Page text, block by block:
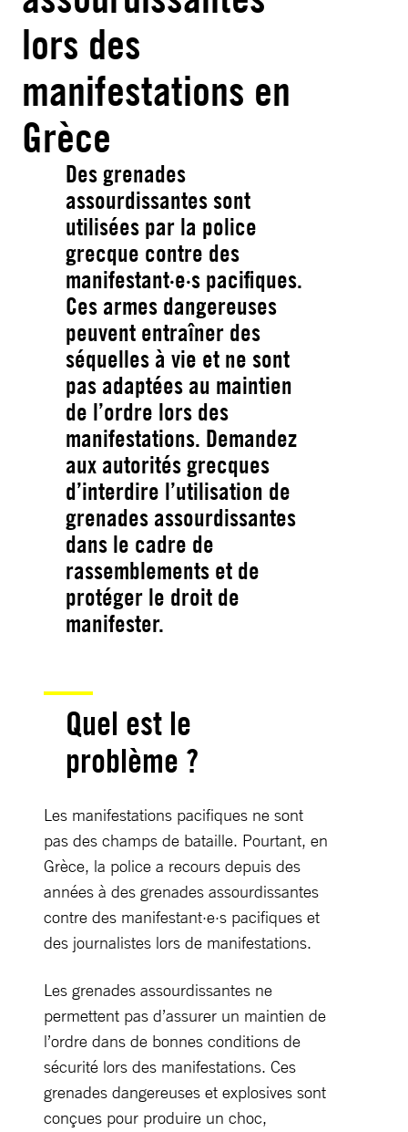
lors des
manifestations en
Grèce
Des grenades
assourdissantes sont
utilisées par la police
grecque contre des
manifestant·e·s pacifiques.
Ces armes dangereuses
peuvent entraîner des
séquelles à vie et ne sont
pas adaptées au maintien
de l’ordre lors des
manifestations. Demandez
aux autorités grecques
d’interdire l’utilisation de
grenades assourdissantes
dans le cadre de
rassemblements et de
protéger le droit de
manifester.
Quel est le
problème ?
Les manifestations pacifiques ne sont
pas des champs de bataille. Pourtant, en
Grèce, la police a recours depuis des
années à des grenades assourdissantes
contre des manifestant·e·s pacifiques et
des journalistes lors de manifestations.
Les grenades assourdissantes ne
permettent pas d’assurer un maintien de
l’ordre dans de bonnes conditions de
sécurité lors des manifestations. Ces
grenades dangereuses et explosives sont
conçues pour produire un choc,